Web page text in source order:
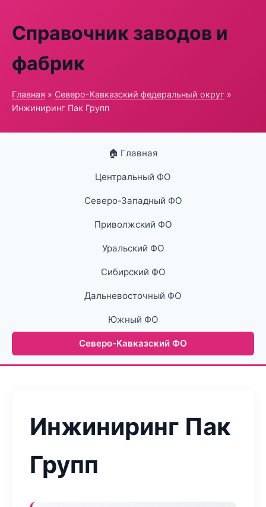
Справочник заводов и
фабрик
Главная » Северо-Кавказский федеральный округ »
Инжиниринг Пак Групп
🏠 Главная
Центральный ФО
Северо-Западный ФО
Приволжский ФО
Уральский ФО
Сибирский ФО
Дальневосточный ФО
Южный ФО
Северо-Кавказский ФО
Инжиниринг Пак
Групп